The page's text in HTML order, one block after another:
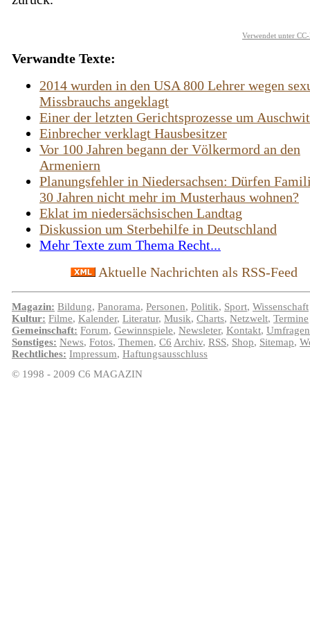
Verwendet unter
Verwandte Texte:
2014 wurden in den USA 800 Lehrer wegen
Missbrauchs angeklagt
Einer der letzten Gerichtsprozesse um
Einbrecher verklagt Hausbesitzer
Vor 100 Jahren begann der Völkermord an den
Armeniern
Planungsfehler in Niedersachsen: Dürfen
30 Jahren nicht mehr im Musterhaus wohnen?
Eklat im niedersächsischen Landtag
Diskussion um Sterbehilfe in Deutschland
Mehr Texte zum Thema Recht...
Aktuelle Nachrichten als RSS-Feed
Magazin: Bildung, Panorama, Personen, Politik, Sport, Wissenschaft
Kultur: Filme, Kalender, Literatur, Musik, Charts, Netzwelt, Termine
Gemeinschaft: Forum, Gewinnspiele, Newsleter, Kontakt, Umfragen
Sonstiges: News, Fotos, Themen, C6 Archiv, RSS, Shop, Sitemap,
Rechtliches: Impressum, Haftungsausschluss
© 1998 - 2009 C6 MAGAZIN